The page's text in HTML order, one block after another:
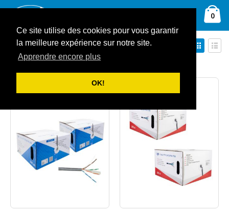
Ce site utilise des cookies pour vous garantir
la meilleure expérience sur notre site.
Apprendre encore plus
OK!
Allez
0
Rechercher
Trier par
Par
en
Afficher